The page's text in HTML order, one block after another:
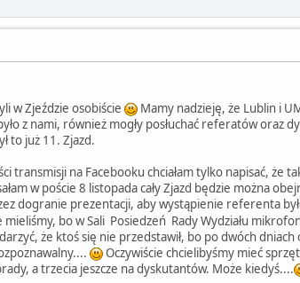
w Zjeździe osobiście
Mamy nadzieję, że Lublin i
z nami, również mogły posłuchać referatów oraz
to już 11. Zjazd.
transmisji na Facebooku chciałam tylko napisać, że
w poście 8 listopada cały Zjazd będzie można
dogranie prezentacji, aby wystąpienie referenta
bo w Sali Posiedzeń Rady Wydziału
że ktoś się nie przedstawił, bo po dwóch
Oczywiście chcielibyśmy mieć
a trzecia jeszcze na dyskutantów. Może kiedyś....